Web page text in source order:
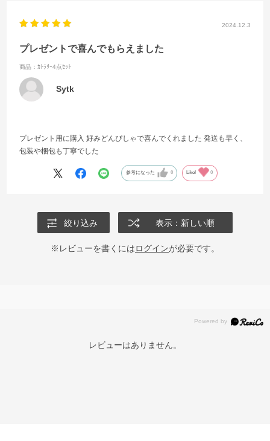
2024.12.3
プレゼントで喜んでもらえました
商品：ｶﾄﾗﾘｰ4点ｾｯﾄ
Sytk
プレゼント用に購入 好みどんぴしゃで喜んでくれました 発送も早く、
包装や梱包も丁寧でした
参考になった 0 Like! 0
絞り込み 表示：新しい順
※レビューを書くにはログインが必要です。
レビューはありません。